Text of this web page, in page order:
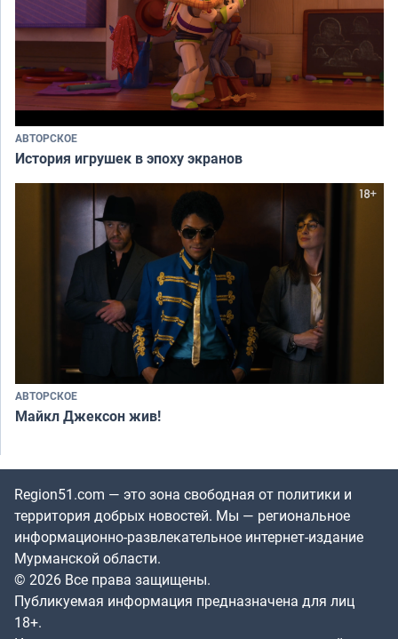
АВТОРСКОЕ
История игрушек в эпоху экранов
АВТОРСКОЕ
Майкл Джексон жив!
Region51.com — это зона свободная от политики и
территория добрых новостей. Мы — региональное
информационно-развлекательное интернет-издание
Мурманской области.
© 2026 Все права защищены.
Публикуемая информация предназначена для лиц
18+.